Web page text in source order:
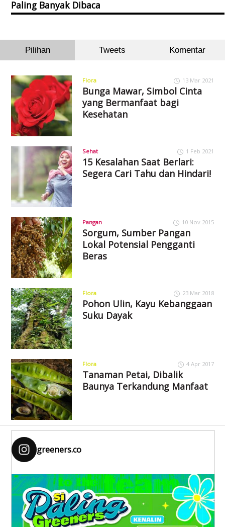
Paling Banyak Dibaca
Pilihan Tweets Komentar
Flora 13 Mar 2021
Bunga Mawar, Simbol Cinta
yang Bermanfaat bagi
Kesehatan
Sehat 1 Feb 2021
15 Kesalahan Saat Berlari:
Segera Cari Tahu dan Hindari!
Pangan 10 Nov 2015
Sorgum, Sumber Pangan
Lokal Potensial Pengganti
Beras
Flora 23 Mar 2018
Pohon Ulin, Kayu Kebanggaan
Suku Dayak
Flora 4 Apr 2017
Tanaman Petai, Dibalik
Baunya Terkandung Manfaat
greeners.co